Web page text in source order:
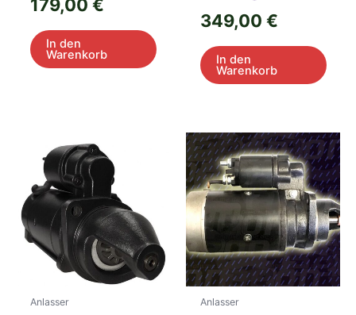
war:
198,00 €
179,00 €
Preis
ist:
179,00 €.
In den
Warenkorb
349,00 €
In den
Warenkorb
Anlasser Anlasser